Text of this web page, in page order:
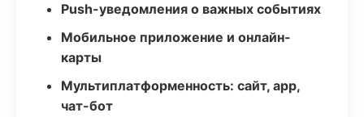
Push-уведомления о важных событиях
Мобильное приложение и онлайн-
карты
Мультиплатформенность: сайт, app,
чат-бот